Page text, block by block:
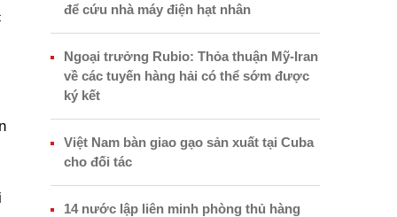
để cứu nhà máy điện hạt nhân
Ngoại trưởng Rubio: Thỏa thuận Mỹ-Iran
về các tuyến hàng hải có thể sớm được
ký kết
Việt Nam bàn giao gạo sản xuất tại Cuba
cho đối tác
14 nước lập liên minh phòng thủ hàng